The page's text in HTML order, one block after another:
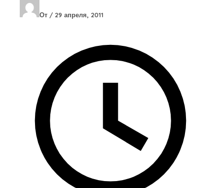
От / 29 апреля, 2011